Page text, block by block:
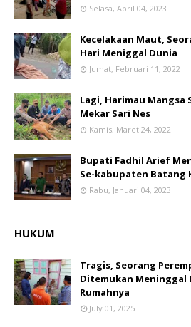
Selasa, April 04, 2023
Kecelakaan Maut,
Hari Meniggal Dunia
Jumat, Februari 11, 2022
Lagi, Harimau Mangsa
Mekar Sari Nes
Kamis, Maret 24, 2022
Bupati Fadhil Arief
Se-kabupaten Batang
Rabu, Januari 04, 2023
HUKUM
Tragis, Seorang
Ditemukan Meninggal
Rumahnya
July 01, 2025